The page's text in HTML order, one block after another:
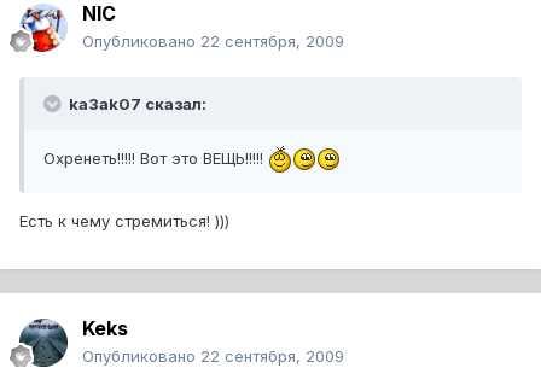
NIC
Опубликовано 22 сентября, 2009
ka3ak07 сказал:
Охренеть!!!!! Вот это ВЕЩЬ!!!!!
Есть к чему стремиться! )))
Keks
Опубликовано 22 сентября, 2009